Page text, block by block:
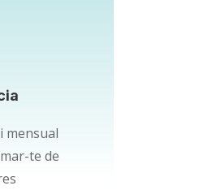
mensual
te de